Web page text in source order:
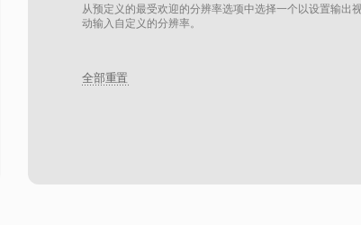
从预定义的最受欢迎的分辨率选项中选择一个以设置输出
动输入自定义的分辨率。
全部重置